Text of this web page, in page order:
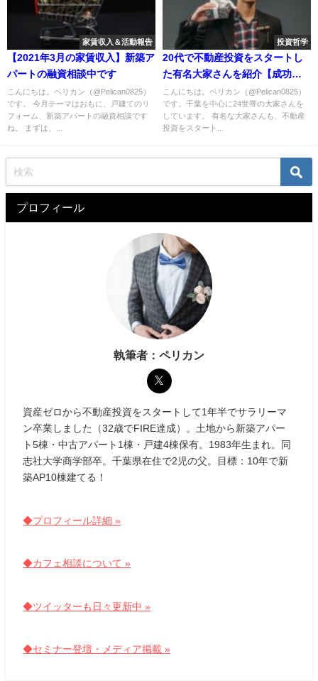
家賃収入＆活動報告
【2021年3月の家賃収入】新築ア
パートの融資相談中です
こんにちは。ペリカン（@Pelican0825）
です。 今月テーマはおもに、戸建てのリ
フォーム、新築アパートの融資相談です
ね。 まずは、...
投資哲学
20代で不動産投資をスタートし
た有名大家さんを紹介【成功の
秘訣】
こんにちは。ペリカン（@Pelican0825）
です。千葉を中心に24世帯の大家さんを
しています。 有名な大家さんも、不動産
投資をスタート...
プロフィール
執筆者：ペリカン
資産ゼロから不動産投資をスタートして1年半でサラリーマ
ン卒業しました（32歳でFIRE達成）。土地から新築アパー
ト5棟・中古アパート1棟・戸建4棟保有。1983年生まれ。同
志社大学商学部卒。千葉県在住で2児の父。目標：10年で新
築AP10棟建てる！
◆プロフィール詳細 »
◆カフェ相談について »
◆ツイッターも日々更新中 »
◆セミナー登壇・メディア掲載 »